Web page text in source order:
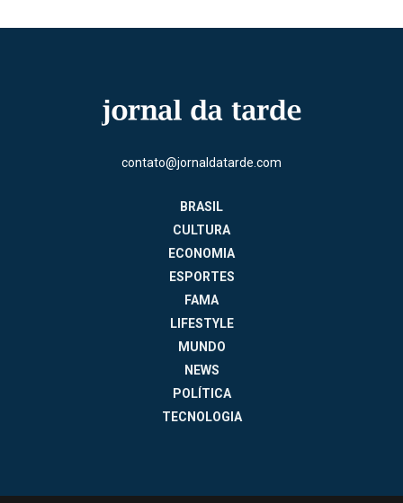
contato@jornaldatarde.com
BRASIL
CULTURA
ECONOMIA
ESPORTES
FAMA
LIFESTYLE
MUNDO
NEWS
POLÍTICA
TECNOLOGIA